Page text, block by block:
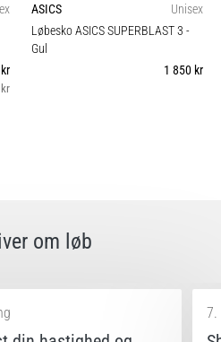
ASICS
Unisex
Løbesko ASICS SUPERBLAST 3 -
Gul
1 850 kr
om løb
7.